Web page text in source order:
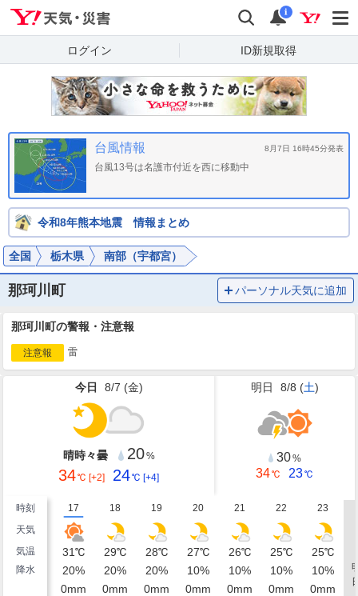
検索 通知
i
ログイン ID新規取得
台風情報 8月7日 16時45分発表
台風13号は名護市付近を西に移動中
令和8年熊本地震 情報まとめ
全国 栃木県 南部（宇都宮）
那珂川町 パーソナル天気に追加
那珂川町の警報・注意報
注意報 雷
今日 8/7 (金)
晴時々曇 20%
34℃ [+2] 24℃ [+4]
明日 8/8 (土)
30%
34℃ 23℃
時刻 17 18 19 20 21 22 23
天気
気温
31℃ 29℃ 28℃ 27℃ 26℃ 25℃ 25℃
降水 20% 20% 20% 10% 10% 10% 10%
0mm 0mm 0mm 0mm 0mm 0mm 0mm